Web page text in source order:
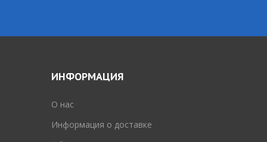
ИНФОРМАЦИЯ
O нас
Информация о доставке